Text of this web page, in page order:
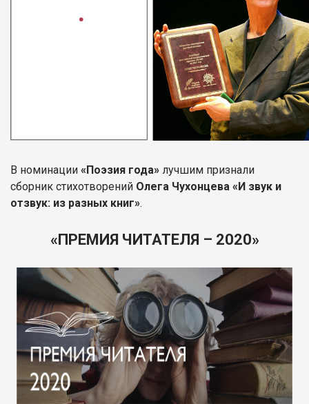
В номинации «Поэзия года» лучшим признали
сборник стихотворений Олега Чухонцева «И звук и
отзвук: из разных книг».
«ПРЕМИЯ ЧИТАТЕЛЯ – 2020»